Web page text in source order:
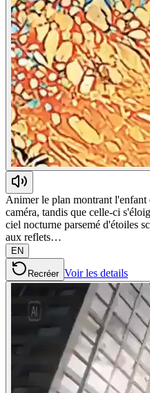
Animer le plan montrant l'enfant
caméra, tandis que celle-ci
ciel nocturne parsemé d'étoiles
aux reflets…
EN
Recréer Voir les details